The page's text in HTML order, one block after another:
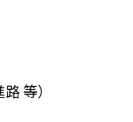
等）